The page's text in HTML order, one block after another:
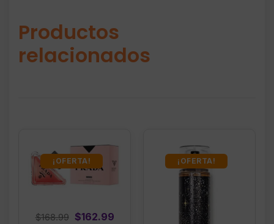
Productos
relacionados
¡OFERTA!
$168.99
Original
$162.99Current
¡OFERTA!